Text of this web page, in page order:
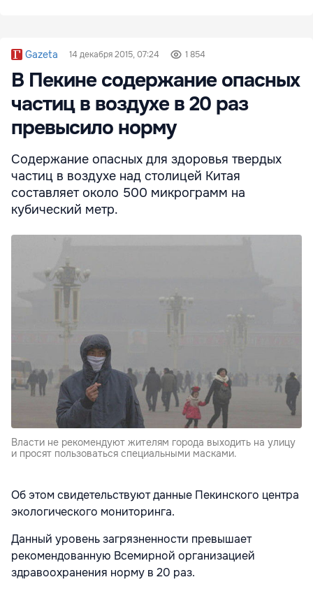
Gazeta 14 декабря 2015, 07:24 1 854
В Пекине содержание опасных
частиц в воздухе в 20 раз
превысило норму
Содержание опасных для здоровья твердых
частиц в воздухе над столицей Китая
составляет около 500 микрограмм на
кубический метр.
Власти не рекомендуют жителям города выходить на улицу
и просят пользоваться специальными масками.
Об этом свидетельствуют данные Пекинского центра
экологического мониторинга.
Данный уровень загрязненности превышает
рекомендованную Всемирной организацией
здравоохранения норму в 20 раз.